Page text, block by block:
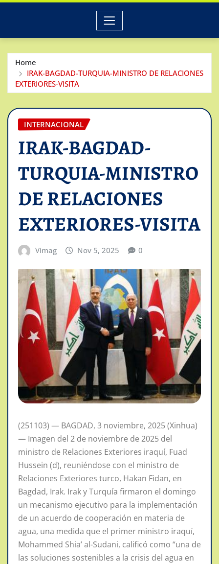
Home
IRAK-BAGDAD-TURQUIA-MINISTRO DE RELACIONES
EXTERIORES-VISITA
INTERNACIONAL
IRAK-BAGDAD-
TURQUIA-MINISTRO
DE RELACIONES
EXTERIORES-VISITA
Vimag Nov 5, 2025 0
(251103) — BAGDAD, 3 noviembre, 2025 (Xinhua)
— Imagen del 2 de noviembre de 2025 del
ministro de Relaciones Exteriores iraquí, Fuad
Hussein (d), reuniéndose con el ministro de
Relaciones Exteriores turco, Hakan Fidan, en
Bagdad, Irak. Irak y Turquía firmaron el domingo
un mecanismo ejecutivo para la implementación
de un acuerdo de cooperación en materia de
agua, una medida que el primer ministro iraquí,
Mohammed Shia’ al-Sudani, calificó como “una de
las soluciones sostenibles a la crisis del agua en